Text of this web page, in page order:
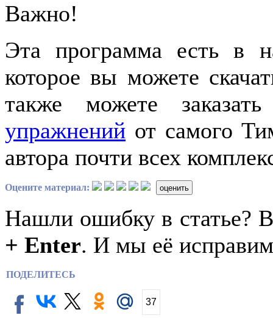
Важно!
Эта программа есть в
которое вы можете
также можете
упражнений от самого
автора почти всех
Оцените материал: оценить
Нашли ошибку в статье?
+ Enter. И мы её
ПОДЕЛИТЕСЬ
37